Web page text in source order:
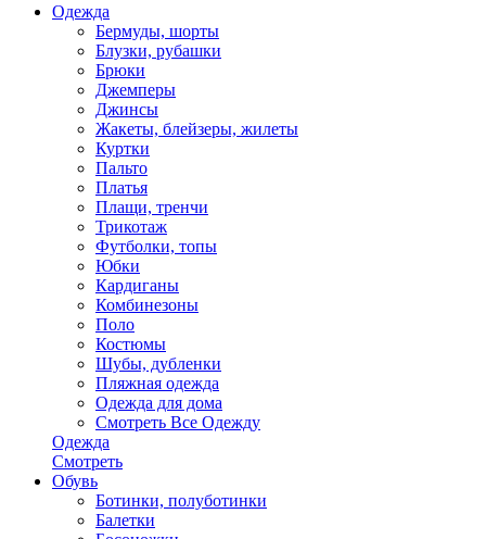
Одежда
Бермуды, шорты
Блузки, рубашки
Брюки
Джемперы
Джинсы
Жакеты, блейзеры, жилеты
Куртки
Пальто
Платья
Плащи, тренчи
Трикотаж
Футболки, топы
Юбки
Кардиганы
Комбинезоны
Поло
Костюмы
Шубы, дубленки
Пляжная одежда
Одежда для дома
Смотреть Все Одежду
Одежда
Смотреть
Обувь
Ботинки, полуботинки
Балетки